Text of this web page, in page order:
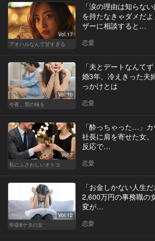
Vol.17
アオハルなんて甘すぎる
「涙の理由は知らな
を持たなきゃダメだ
ザーに相談すると…
恋愛
Vol.10
今夜、罪の味を
「夫とデートなんて
婚3年、冷えきった夫
っかけとは
恋愛
Vol.7
私にふさわしいオトコ
「酔っちゃった…」
社長に肩を寄せた女
反応で…
恋愛
Vol.12
年収8ケタの女
「お金しかない人生
2,600万円の事務職の
変が…
恋愛